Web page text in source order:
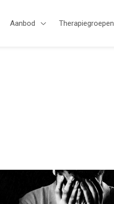
Aanbod
Open Aanbod
Therapiegroepen